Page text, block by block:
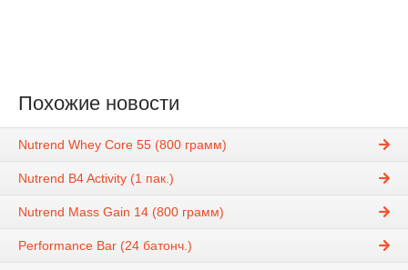
Похожие новости
Nutrend Whey Core 55 (800 грамм)
Nutrend B4 Activity (1 пак.)
Nutrend Mass Gain 14 (800 грамм)
Performance Bar (24 батонч.)